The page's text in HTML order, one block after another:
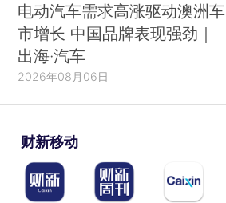
电动汽车需求高涨驱动澳洲车
市增长 中国品牌表现强劲｜
出海·汽车
2026年08月06日
财新移动